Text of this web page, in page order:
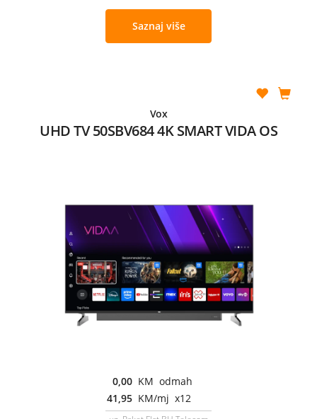
Saznaj više
Vox
UHD TV 50SBV684 4K SMART VIDA OS
0,00 KM odmah
41,95 KM/mj x12